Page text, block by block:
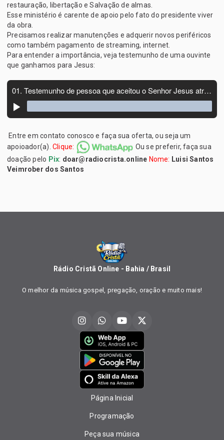
restauração, libertação e Salvação de almas.
Esse ministério é carente de apoio pelo fato do presidente viver
da obra.
Precisamos realizar manutenções e adquerir novos periféricos
como também pagamento de streaming, internet.
Para entender a importância, veja testemunho de uma ouvinte
que ganhamos para Jesus:
Entre em contato conosco e faça sua oferta, ou seja um
apoioador(a). Clique:
Ou se preferir, faça sua
doação pelo Pix: doar@radiocrista.online Nome: Luisi Santos
Veimrober dos Santos
Rádio Cristã Online - Bahia / Brasil
O melhor da música gospel, pregação, oração e muito mais!
Página Inicial
Programação
Peça sua música